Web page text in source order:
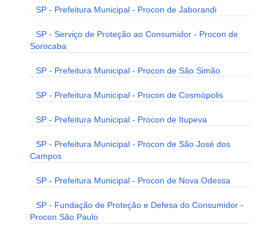
SP - Prefeitura Municipal - Procon de Jaborandi
SP - Serviço de Proteção ao Consumidor - Procon de
Sorocaba
SP - Prefeitura Municipal - Procon de São Simão
SP - Prefeitura Municipal - Procon de Cosmópolis
SP - Prefeitura Municipal - Procon de Itupeva
SP - Prefeitura Municipal - Procon de São José dos
Campos
SP - Prefeitura Municipal - Procon de Nova Odessa
SP - Fundação de Proteção e Defesa do Consumidor -
Procon São Paulo